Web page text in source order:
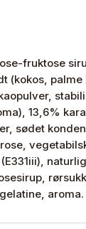
fruktose
(kokos, palme
13,6%
sødet
aroma.